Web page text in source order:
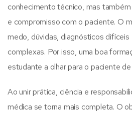
conhecimento técnico, mas
e compromisso com o paciente.O
medo, dúvidas, diagnósticos difíceis
complexas. Por isso, uma boa
estudante a olhar para o paciente
Ao unir prática, ciência e
médica se torna mais completa. O